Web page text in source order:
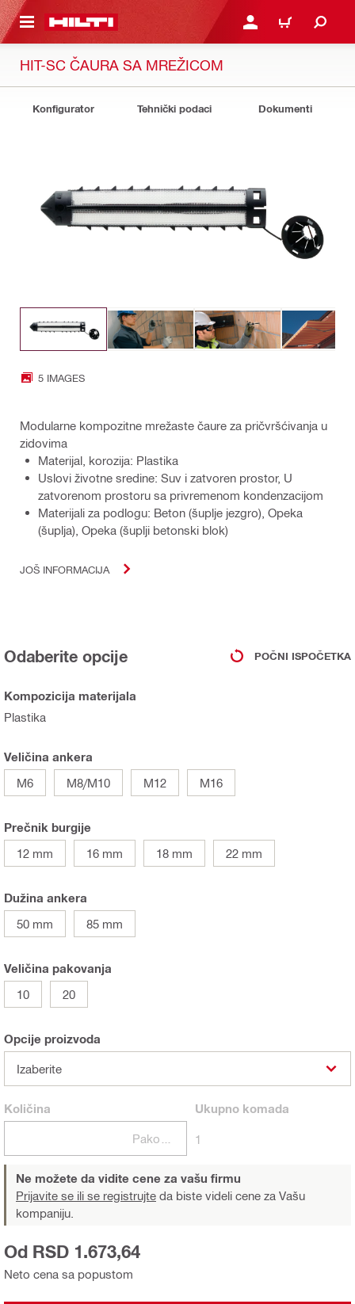
SADRŽAJ PRIJAVITE SE ILI SE
KORPA
HIT-SC ČAURA SA MREŽICOM
Konfigurator Tehnički podaci Dokumenti
5 IMAGES
Modularne kompozitne mrežaste čaure za pričvršćivanja u
zidovima
Materijal, korozija: Plastika
Uslovi životne sredine: Suv i zatvoren prostor, U
zatvorenom prostoru sa privremenom kondenzacijom
Materijali za podlogu: Beton (šuplje jezgro), Opeka
(šuplja), Opeka (šuplji betonski blok)
JOŠ INFORMACIJA
Odaberite opcije POČNI ISPOČETKA
Kompozicija materijala
Plastika
Veličina ankera
M6
M8/M10 M12 M16
Prečnik burgije
12 mm
16 mm 18 mm 22 mm
Dužina ankera
50 mm
85 mm
Veličina pakovanja
10
20
Opcije proizvoda
Izaberite
Količina Ukupnokomada
1
Ne možete da vidite cene za vašu firmu
Prijavite se ili se registrujte da biste videli cene za Vašu
kompaniju.
Neto cena sa popustom
Od RSD 1.673,64